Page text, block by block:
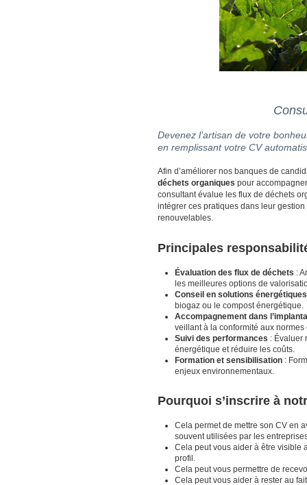
Devenez l’artisan de votre
en remplissant votre CV
Afin d’améliorer nos banques de
déchets organiques pour
consultant évalue les flux de déchets
intégrer ces pratiques dans leur
renouvelables.
Principales
Évaluation des flux de déchets :
les meilleures options de
Conseil en solutions énergétiques
biogaz ou le compost énergétique.
Accompagnement dans
veillant à la conformité aux
Suivi des performances : Évaluer
énergétique et réduire les coûts.
Formation et sensibilisation :
enjeux environnementaux.
Pourquoi s’inscrire à
Cela permet de mettre son CV en
souvent utilisées par les
Cela peut vous aider à être visible
profil.
Cela peut vous permettre de
Cela peut vous aider à rester au